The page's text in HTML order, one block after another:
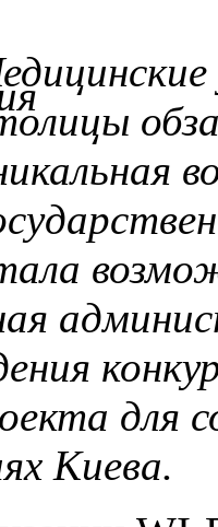
для
Киева.